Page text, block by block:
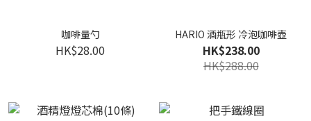
咖啡量勺
HK$28.00
HARIO 酒瓶形 冷泡咖啡壺
HK$238.00
HK$288.00